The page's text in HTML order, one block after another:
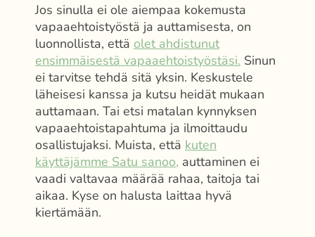
Jos sinulla ei ole aiempaa kokemusta
vapaaehtoistyöstä ja auttamisesta, on
luonnollista, että olet ahdistunut
ensimmäisestä vapaaehtoistyöstäsi. Sinun
ei tarvitse tehdä sitä yksin. Keskustele
läheisesi kanssa ja kutsu heidät mukaan
auttamaan. Tai etsi matalan kynnyksen
vapaaehtoistapahtuma ja ilmoittaudu
osallistujaksi. Muista, että kuten
käyttäjämme Satu sanoo, auttaminen ei
vaadi valtavaa määrää rahaa, taitoja tai
aikaa. Kyse on halusta laittaa hyvä
kiertämään.